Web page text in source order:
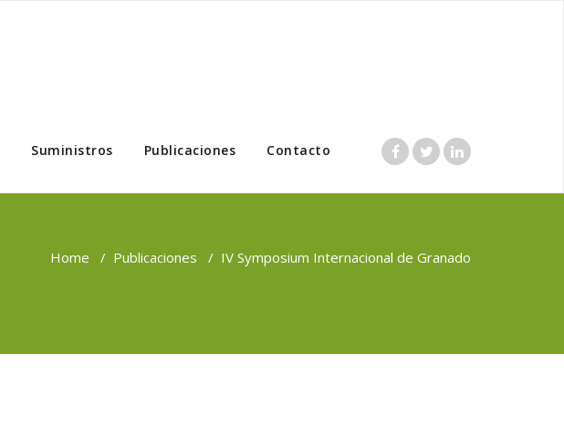
Suministros Publicaciones Contacto
Home / Publicaciones / IV Symposium Internacional de Granado